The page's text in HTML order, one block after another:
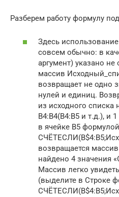
Разберем работу формулу
Здесь
совсем обычно: в
аргумент) указано
массив
возвращает не одно
нулей и единиц.
из исходного списка
B4:B4(B4:B5 и т.д.), и
в ячейке B5 формулой
возвращается
найдено 4 значения
Массив легко
(выделите в Строке